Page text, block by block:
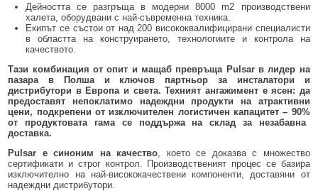
Дейността се разгръща в модерни8000 m2 производствени
халета, оборудвани с най-съвременна техника.
Екипът се състои от над 200 висококвалифицирани специалисти
в областта на конструирането, технологиите и контрола на
качеството.
Тази комбинация от опит и мащаб превръща Pulsar в лидер на
пазара в Полша и ключов партньор за инсталатори и
дистрибутори в Европа и света. Техният ангажимент е ясен: да
предоставят непоклатимо надеждни продукти на атрактивни
цени, подкрепени от изключителен логистичен капацитет – 90%
от продуктовата гама се поддържа на склад за незабавна
доставка.
Pulsar е синоним на качество , което се доказва с множество
сертификати и строг контрол. Производственият процес се базира
изключително на най-висококачествени компоненти, доставяни от
надеждни дистрибутори.